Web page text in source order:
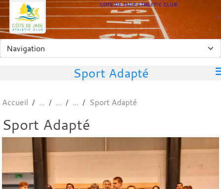
COTE DE JADE ATHLETIC CLUB
Sport Adapté
Accueil Sport Adapté
Sport Adapté
Panneau de gestion des cookies